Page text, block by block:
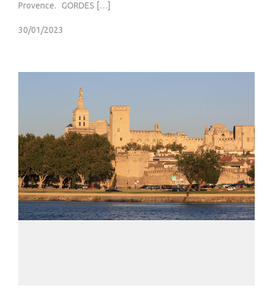
Provence. GORDES […]
30/01/2023